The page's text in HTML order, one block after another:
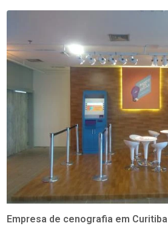
Empresa de cenografia em Curitiba